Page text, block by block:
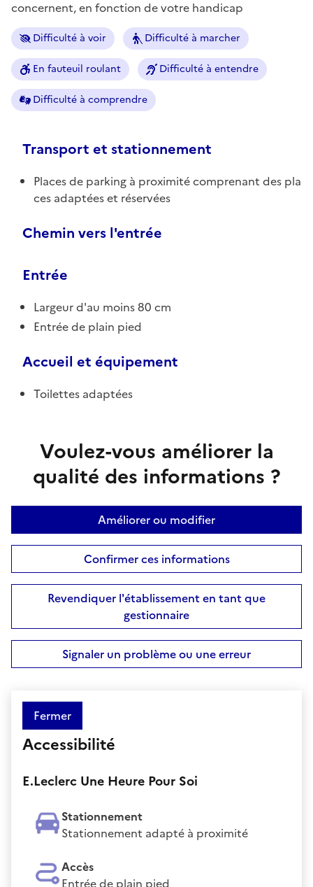
concernent, en fonction de votre handicap
Difficulté à voir Difficulté à marcher
En fauteuil roulant Difficulté à entendre
Difficulté à comprendre
Transport et stationnement
Places de parking à proximité comprenant des pla
ces adaptées et réservées
Chemin vers l'entrée
Entrée
Largeur d'au moins 80 cm
Entrée de plain pied
Accueil et équipement
Toilettes adaptées
Voulez-vous améliorer la
qualité des informations ?
Améliorer ou modifier
Confirmer ces informations
Revendiquer l'établissement en tant que
gestionnaire
Signaler un problème ou une erreur
Fermer
Accessibilité
E.Leclerc Une Heure Pour Soi
Stationnement
Stationnement adapté à proximité
Accès
Entrée de plain pied